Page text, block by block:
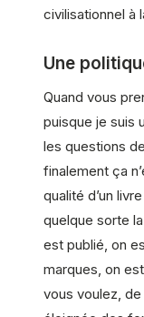
civilisationnel à
Une
Quand vous
puisque je suis
les questions
finalement ça
qualité d’un
quelque sorte
est publié, on
marques, on
vous voulez, de